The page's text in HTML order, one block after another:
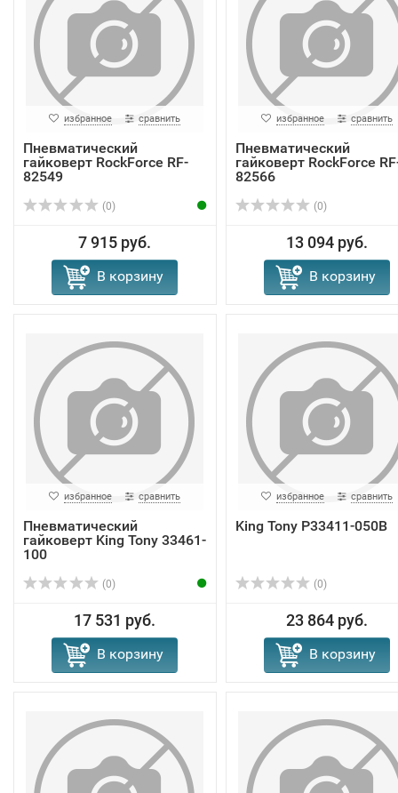
избранное сравнить
Пневматический
гайковерт RockForce RF-
82549
(0)
7 915 руб.
В корзину
избранное сравнить
Пневматический
гайковерт RockForce
82566
(0)
13 094 руб.
В корзину
избранное сравнить
Пневматический
гайковерт King Tony 33461-
100
(0)
17 531 руб.
В корзину
избранное сравнить
King Tony P33411-050B
(0)
23 864 руб.
В корзину